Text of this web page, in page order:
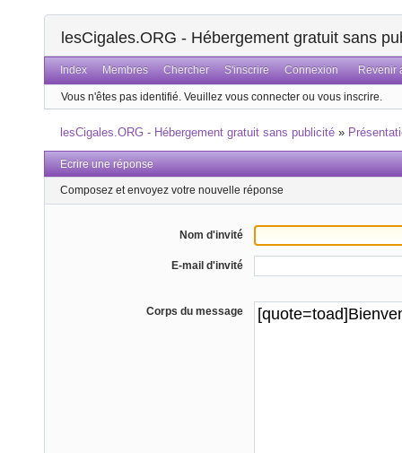
lesCigales.ORG - Hébergement gratuit sans
Index Membres Chercher S'inscrire Connexion Revenir
Vous n'êtes pas identifié. Veuillez vous connecter ou vous inscrire.
lesCigales.ORG - Hébergement gratuit sans publicité »
Ecrire une réponse
Composez et envoyez votre nouvelle réponse
Nom d'invité
E-mail d'invité
Corps du message